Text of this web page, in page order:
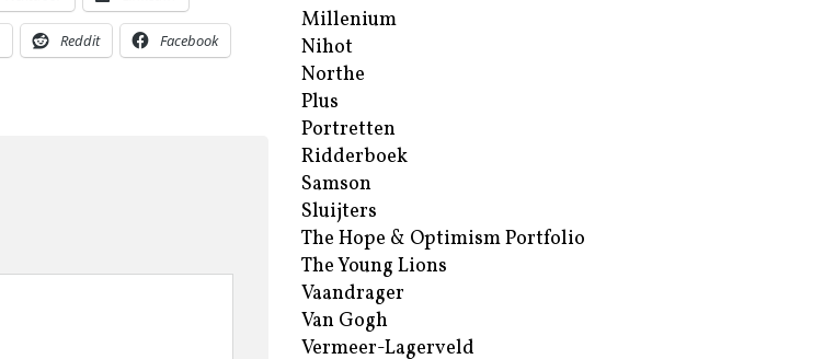
Reddit Facebook
Millenium
Nihot
Northe
Plus
Portretten
Ridderboek
Samson
Sluijters
The Hope & Optimism Portfolio
The Young Lions
Vaandrager
Van Gogh
Vermeer-Lagerveld